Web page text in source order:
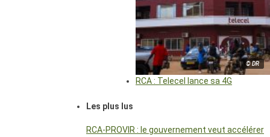
© DR
RCA : Telecel lance sa 4G
Les plus lus
RCA-PROVIR : le gouvernement veut accélérer